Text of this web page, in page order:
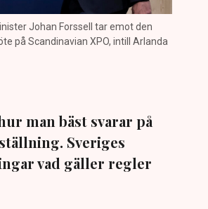
Johan Forssell tar emot den
på Scandinavian XPO, intill Arlanda
man bäst svarar på
Sveriges
vad gäller regler